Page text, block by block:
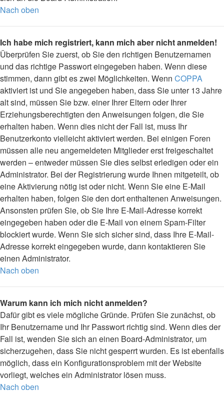
Nach oben
Ich habe mich registriert, kann mich aber nicht anmelden!
Überprüfen Sie zuerst, ob Sie den richtigen Benutzernamen
und das richtige Passwort eingegeben haben. Wenn diese
stimmen, dann gibt es zwei Möglichkeiten. Wenn COPPA
aktiviert ist und Sie angegeben haben, dass Sie unter 13 Jahre
alt sind, müssen Sie bzw. einer Ihrer Eltern oder Ihrer
Erziehungsberechtigten den Anweisungen folgen, die Sie
erhalten haben. Wenn dies nicht der Fall ist, muss Ihr
Benutzerkonto vielleicht aktiviert werden. Bei einigen Foren
müssen alle neu angemeldeten Mitglieder erst freigeschaltet
werden – entweder müssen Sie dies selbst erledigen oder ein
Administrator. Bei der Registrierung wurde Ihnen mitgeteilt, ob
eine Aktivierung nötig ist oder nicht. Wenn Sie eine E-Mail
erhalten haben, folgen Sie den dort enthaltenen Anweisungen.
Ansonsten prüfen Sie, ob Sie Ihre E-Mail-Adresse korrekt
eingegeben haben oder die E-Mail von einem Spam-Filter
blockiert wurde. Wenn Sie sich sicher sind, dass Ihre E-Mail-
Adresse korrekt eingegeben wurde, dann kontaktieren Sie
einen Administrator.
Nach oben
Warum kann ich mich nicht anmelden?
Dafür gibt es viele mögliche Gründe. Prüfen Sie zunächst, ob
Ihr Benutzername und Ihr Passwort richtig sind. Wenn dies der
Fall ist, wenden Sie sich an einen Board-Administrator, um
sicherzugehen, dass Sie nicht gesperrt wurden. Es ist ebenfalls
möglich, dass ein Konfigurationsproblem mit der Website
vorliegt, welches ein Administrator lösen muss.
Nach oben